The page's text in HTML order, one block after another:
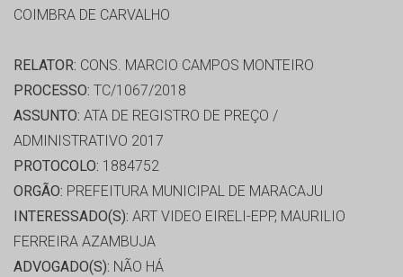
COIMBRA DE CARVALHO
RELATOR: CONS. MARCIO CAMPOS MONTEIRO
PROCESSO: TC/1067/2018
ASSUNTO: ATA DE REGISTRO DE PREÇO /
ADMINISTRATIVO 2017
PROTOCOLO: 1884752
ORGÃO: PREFEITURA MUNICIPAL DE MARACAJU
INTERESSADO(S): ART VIDEO EIRELI-EPP, MAURILIO
FERREIRA AZAMBUJA
ADVOGADO(S): NÃO HÁ